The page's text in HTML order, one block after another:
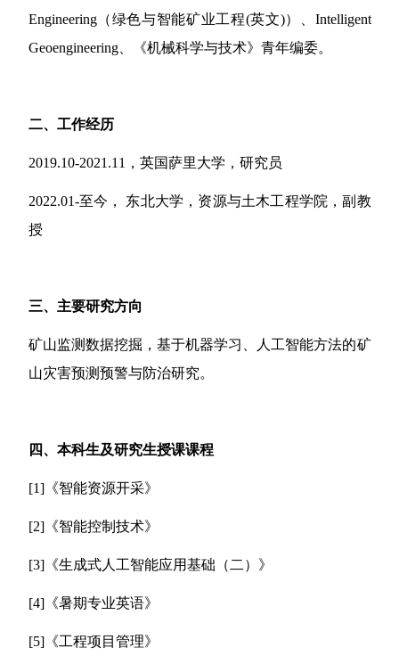
Engineering（绿色与智能矿业工程(英文)）、 Intelligent
Geoengineering、《机械科学与技术》青年编委。
二、工作经历
2019.10-2021.11 ， 英国萨里大学 ， 研究员
2022.01-至今， 东北大学，资源与土木工程学院，副教
授
三、主要研究方向
矿山监测数据挖掘，基于机器学习、人工智能方法的矿
山灾害预测预警与防治研究。
四、本科生及研究生授课课程
[1] 《智能资源开采》
[2] 《智能控制技术》
[3] 《生成式人工智能应用基础（二）》
[4] 《暑期专业英语》
[5] 《工程项目管理》